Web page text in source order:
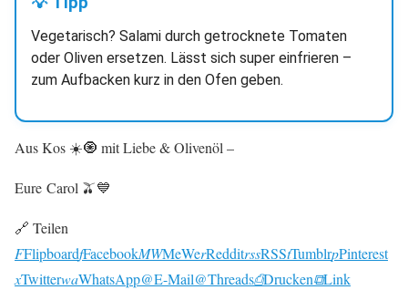
Vegetarisch? Salami durch getrocknete Tomaten
oder Oliven ersetzen. Lässt sich super einfrieren –
zum Aufbacken kurz in den Ofen geben.
Aus Kos ☀️🧿 mit Liebe & Olivenöl –
Eure Carol 🫒💙
🔗 Teilen
FFlipboardfFacebookMWMeWerRedditrssRSStTumblrpPinterest
xTwitterwaWhatsApp@E-Mail@Threads⎙Drucken⧉Link